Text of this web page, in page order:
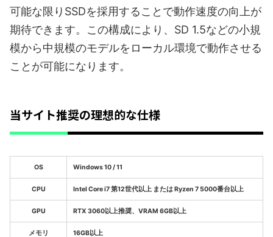
可能な限りSSDを採用することで動作速度の向上が
期待できます。この構成により、SD 1.5などの小規
模から中規模のモデルをローカル環境で動作させる
ことが可能になります。
当サイト推奨の理想的な仕様
OS Windows 10 / 11
CPU Intel Core i7 第12世代以上 または Ryzen 7 5000番台以上
GPU RTX 3060以上推奨、VRAM 6GB以上
メモリ 16GB以上